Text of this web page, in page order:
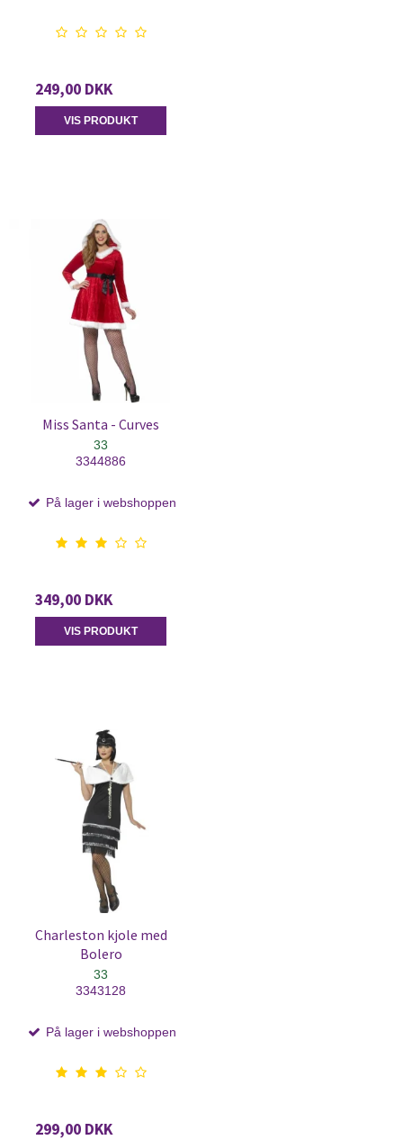
249,00 DKK
VIS PRODUKT
Miss Santa - Curves
33
3344886
På lager i webshoppen
349,00 DKK
VIS PRODUKT
Charleston kjole med
Bolero
33
3343128
På lager i webshoppen
299,00 DKK